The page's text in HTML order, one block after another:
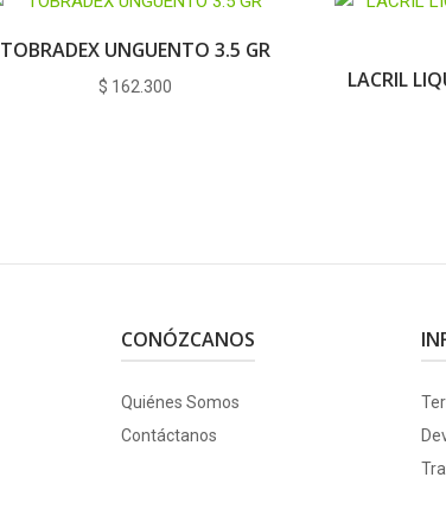
TOBRADEX UNGUENTO 3.5 GR
$ 162.300
LACRIL
CONÓZCANOS
Quiénes Somos
Contáctanos